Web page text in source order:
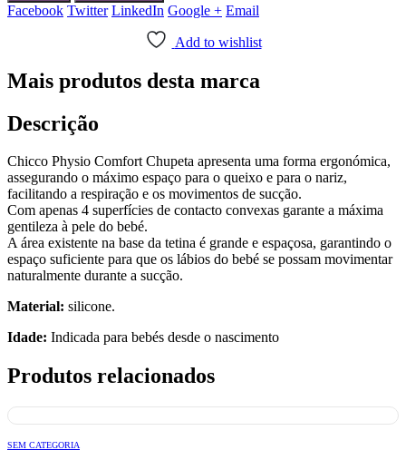
Facebook Twitter LinkedIn Google + Email
Add to wishlist
Mais produtos desta marca
Descrição
Chicco Physio Comfort Chupeta apresenta uma forma ergonómica,
assegurando o máximo espaço para o queixo e para o nariz,
facilitando a respiração e os movimentos de sucção.
Com apenas 4 superfícies de contacto convexas garante a máxima
gentileza à pele do bebé.
A área existente na base da tetina é grande e espaçosa, garantindo o
espaço suficiente para que os lábios do bebé se possam movimentar
naturalmente durante a sucção.
Material: silicone.
Idade: Indicada para bebés desde o nascimento
Produtos relacionados
SEM CATEGORIA